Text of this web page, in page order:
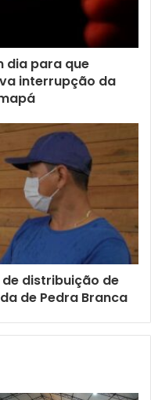
dia para que
interrupção da
distribuição de
de Pedra Branca